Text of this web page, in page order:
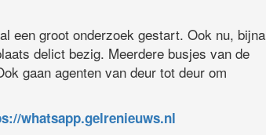
een groot onderzoek gestart. Ook nu, bijna
delict bezig. Meerdere busjes van de
gaan agenten van deur tot deur om
whatsapp.gelrenieuws.nl